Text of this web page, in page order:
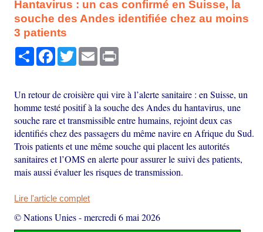
Hantavirus : un cas confirmé en Suisse, la
souche des Andes identifiée chez au moins
3 patients
PartagerFacebook
TwitterEmail
Un retour de croisière qui vire à l’alerte sanitaire : en Suisse, un
homme testé positif à la souche des Andes du hantavirus, une
souche rare et transmissible entre humains, rejoint deux cas
identifiés chez des passagers du même navire en Afrique du Sud.
Trois patients et une même souche qui placent les autorités
sanitaires et l’OMS en alerte pour assurer le suivi des patients,
mais aussi évaluer les risques de transmission.
Lire l'article complet
© Nations Unies-mercredi 6 mai 2026